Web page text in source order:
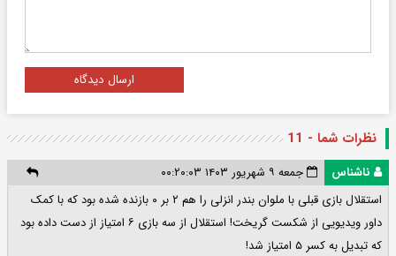
ارسال دیدگاه
نظرات شما - 11
ناشناس
جمعه ۹ شهریور ۱۴۰۳ ۰۰:۲۰:۰۳
استقلال بازی قبلی با ملوان بندر انزلی را هم ۲ بر ۰ بازنده شده بود که با کمک
داور ویدیویی از شکست گریخت! استقلال از سه بازی ۶ امتیاز از دست داده بود
که تبدیل به کسر ۵ امتیاز شد!